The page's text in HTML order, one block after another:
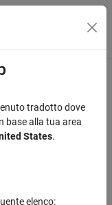
tradotto dove
base alla tua area
States.
elenco: